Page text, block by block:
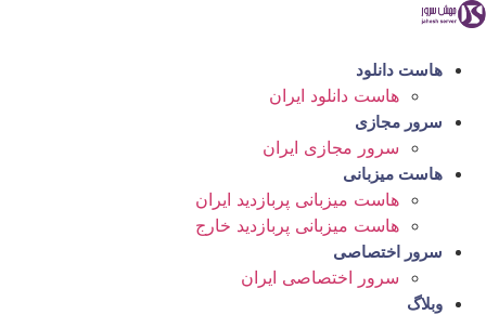
پرش
محتوا
هاست دانلود
هاست دانلود ایران
سرور مجازی
سرور مجازی ایران
هاست میزبانی
هاست میزبانی پربازدید ایران
هاست میزبانی پربازدید خارج
سرور اختصاصی
سرور اختصاصی ایران
وبلاگ